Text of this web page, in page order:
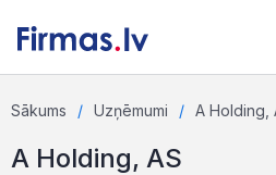
Sākums Uzņēmumi A Holding,
A Holding, AS